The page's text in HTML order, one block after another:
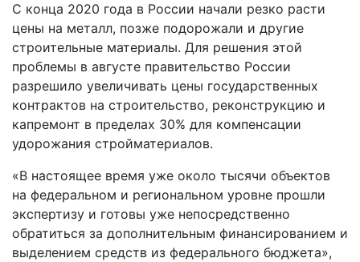
С конца 2020 года в России начали резко расти
цены на металл, позже подорожали и другие
строительные материалы. Для решения этой
проблемы в августе правительство России
разрешило увеличивать цены государственных
контрактов на строительство, реконструкцию и
капремонт в пределах 30% для компенсации
удорожания стройматериалов.
«В настоящее время уже около тысячи объектов
на федеральном и региональном уровне прошли
экспертизу и готовы уже непосредственно
обратиться за дополнительным финансированием и
выделением средств из федерального бюджета»,